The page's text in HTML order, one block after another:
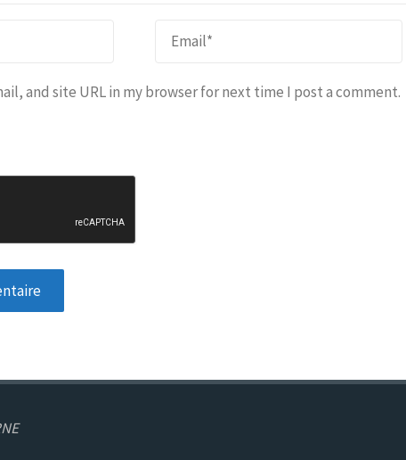
and site URL in my browser for next time I post a comment.